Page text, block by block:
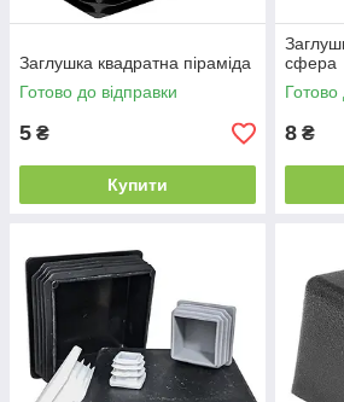
Заглушка квадратна піраміда
Готово до відправки
5 ₴
Купити
сфера
Готово
8 ₴